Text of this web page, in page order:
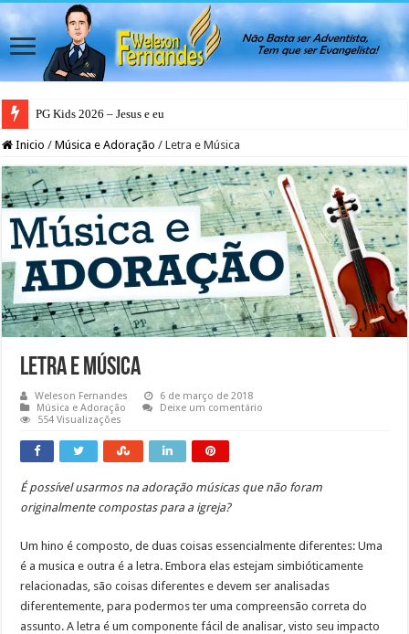
PG Kids 2026 – Jesus e eu
Inicio / Música e Adoração / Letra e Música
Letra e Música
Weleson Fernandes
6 de março de 2018
Música e Adoração
Deixe um comentário
554 Visualizações
É possível usarmos na adoração músicas que não foram
originalmente compostas para a igreja?
Um hino é composto, de duas coisas essencialmente diferentes: Uma
é a musica e outra é a letra. Embora elas estejam simbióticamente
relacionadas, são coisas diferentes e devem ser analisadas
diferentemente, para podermos ter uma compreensão correta do
assunto. A letra é um componente fácil de analisar, visto seu impacto